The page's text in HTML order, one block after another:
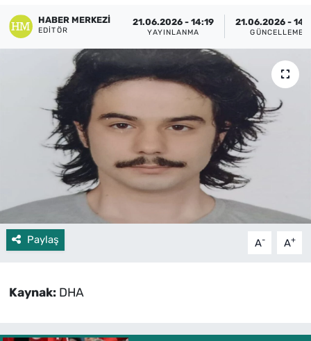
HABER MERKEZI
EDITÖR
21.06.2026 - 14:19
YAYINLANMA
21.06.2026 -
GÜNCELLEME
Paylaş A- A+
Kaynak: DHA